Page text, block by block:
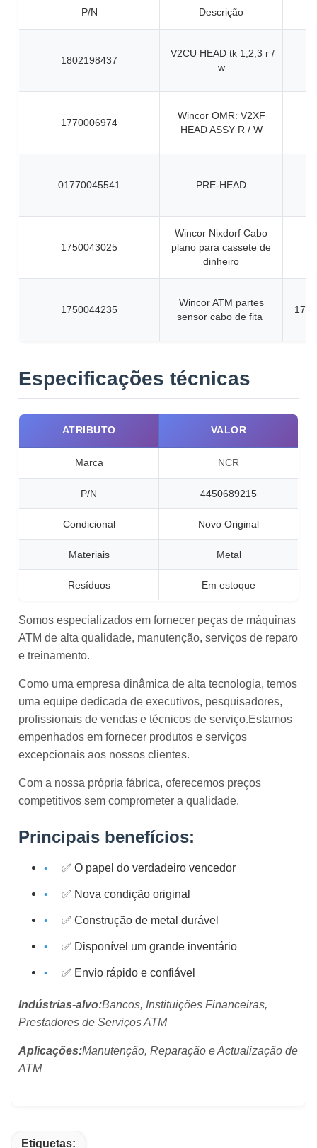
P/N Descrição
1802198437
V2CU HEAD tk 1,2,3 r /
w
1770006974
Wincor OMR: V2XF
HEAD ASSY R / W
01770045541 PRE-HEAD
1750043025
Wincor Nixdorf Cabo
plano para cassete de
dinheiro
1750044235
Wincor ATM partes
sensor cabo de fita
Especificações técnicas
ATRIBUTO VALOR
Marca NCR
P/N 4450689215
Condicional Novo Original
Materiais Metal
Resíduos Em estoque
Somos especializados em fornecer peças de máquinas
ATM de alta qualidade, manutenção, serviços de reparo
e treinamento.
Como uma empresa dinâmica de alta tecnologia, temos
uma equipe dedicada de executivos, pesquisadores,
profissionais de vendas e técnicos de serviço.Estamos
empenhados em fornecer produtos e serviços
excepcionais aos nossos clientes.
Com a nossa própria fábrica, oferecemos preços
competitivos sem comprometer a qualidade.
Principais benefícios:
✅ O papel do verdadeiro vencedor
✅ Nova condição original
✅ Construção de metal durável
✅ Disponível um grande inventário
✅ Envio rápido e confiável
Indústrias-alvo:Bancos, Instituições Financeiras,
Prestadores de Serviços ATM
Aplicações:Manutenção, Reparação e Actualização de
ATM
Etiquetas: